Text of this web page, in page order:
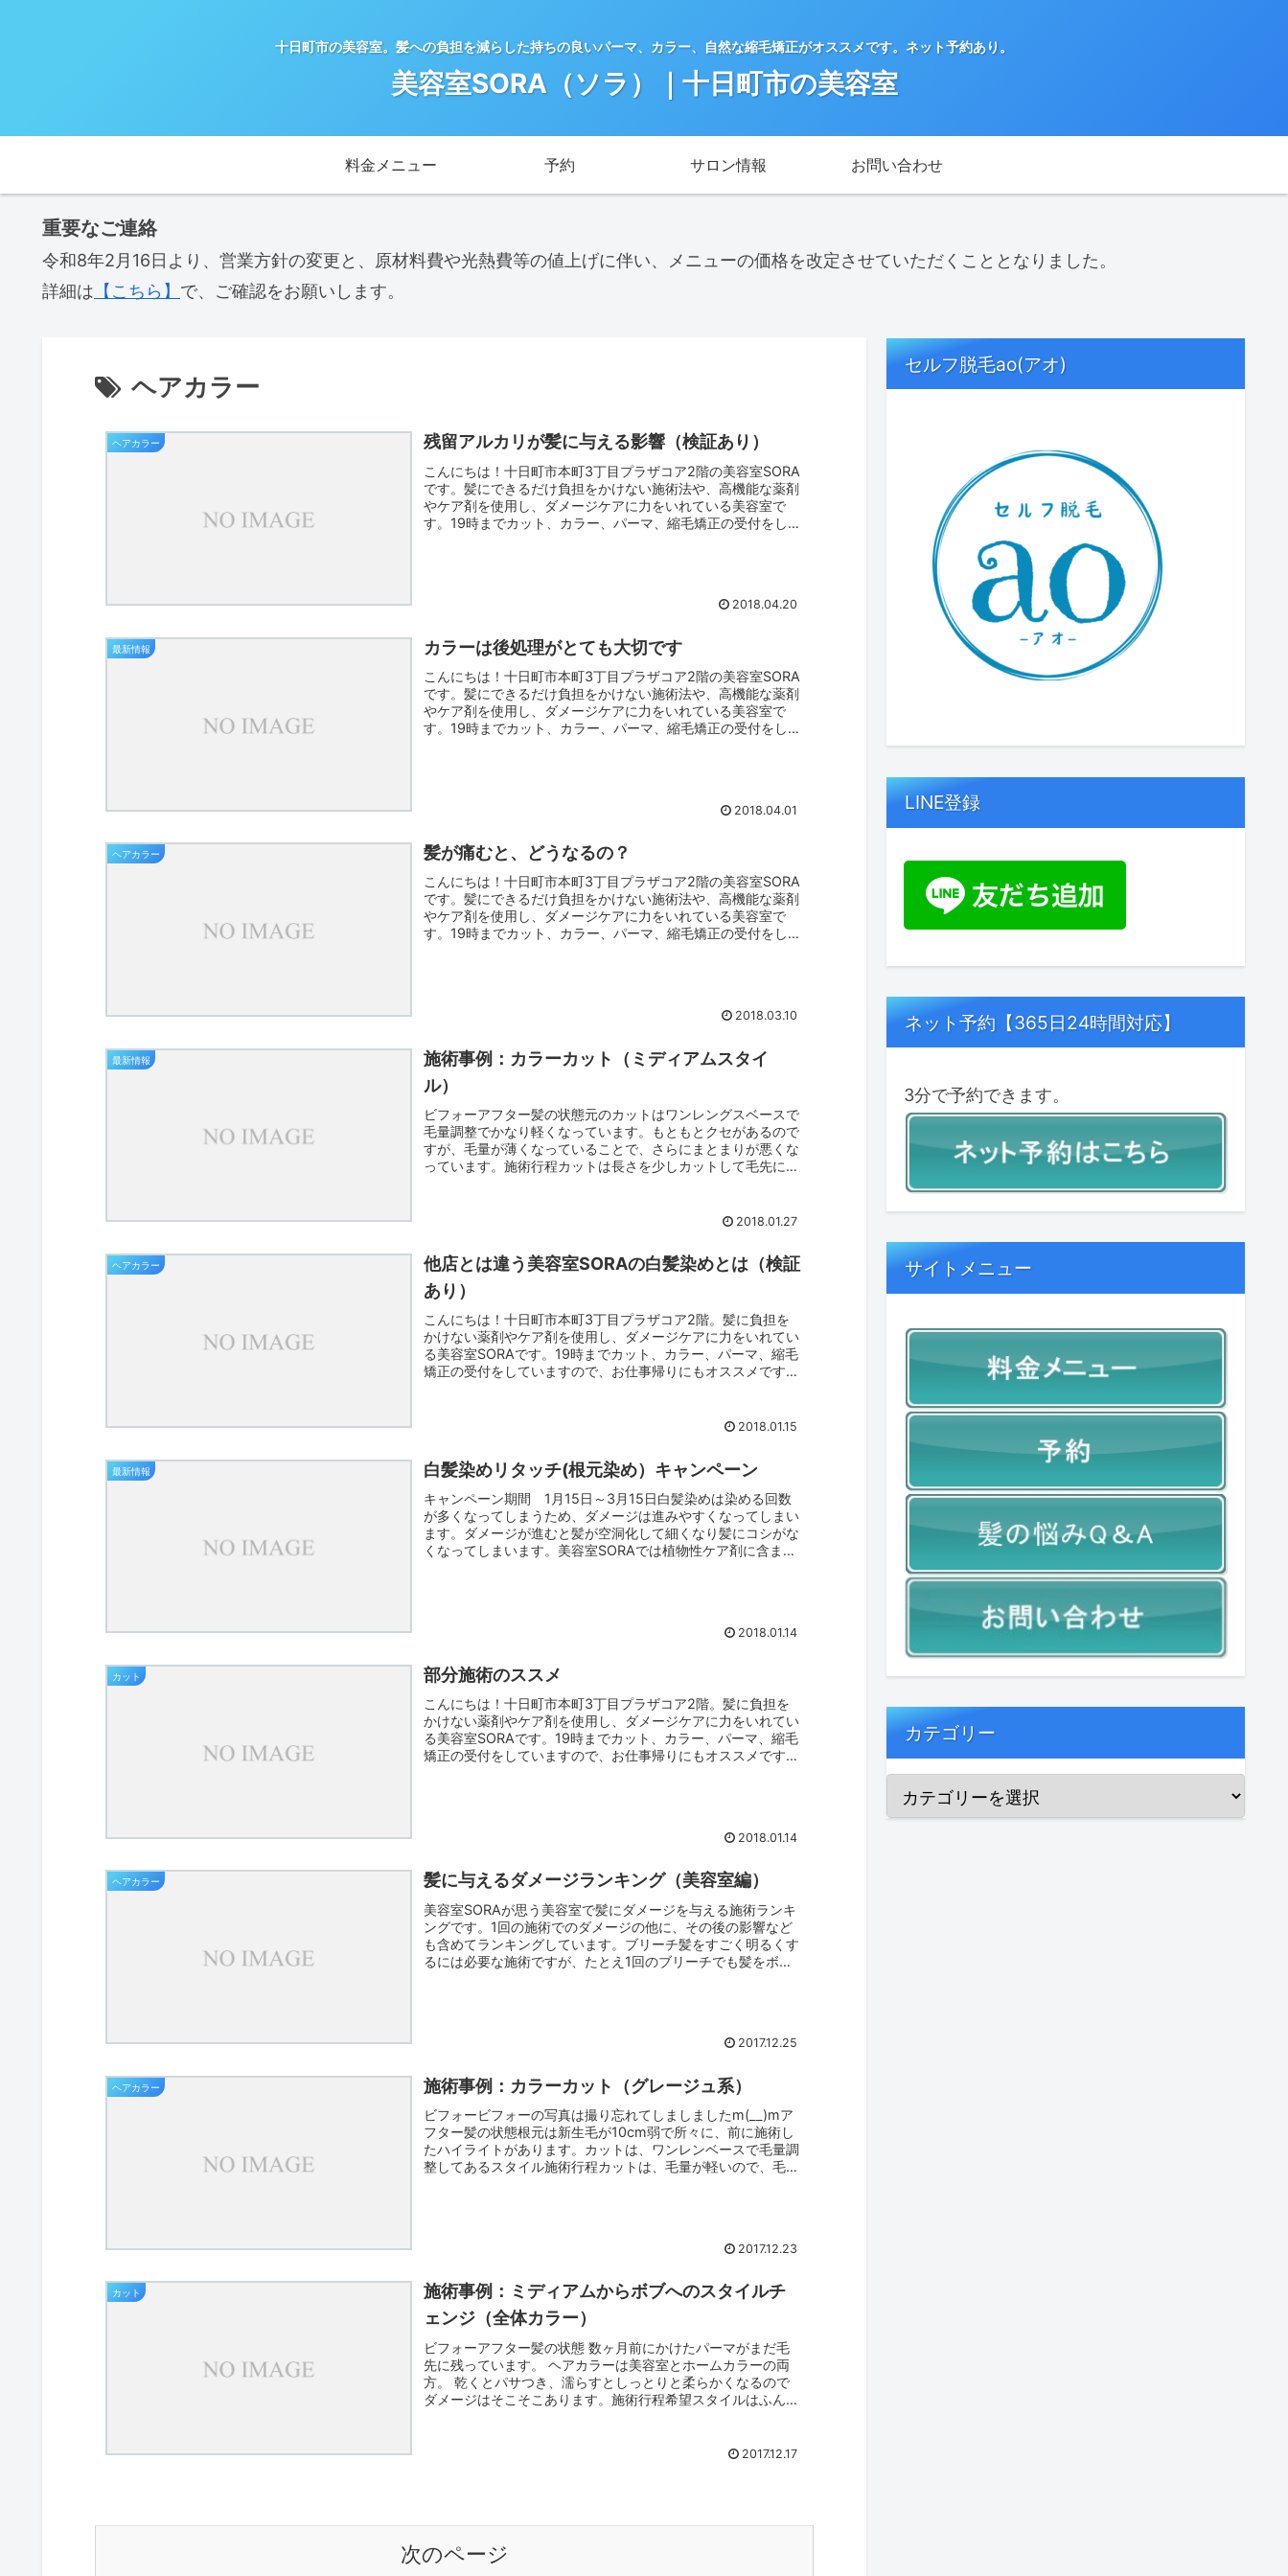
十日町市の美容室。髪への負担を減らした持ちの良いパーマ、カラー、自然な縮毛矯正がオススメです。ネット予約あり。
美容室SORA（ソラ）｜十日町市の美容室
料金メニュー 予約 サロン情報 お問い合わせ
重要なご連絡
令和8年2月16日より、営業方針の変更と、原材料費や光熱費等の値上げに伴い、メニューの価格を改定させていただくこととなりました。
詳細は 【こちら】 で、ご確認をお願いします。
ヘアカラー
ヘアカラー 残留アルカリが髪に与える影響（検証あり）
こんにちは！十日町市本町3丁目プラザコア2階の美容室SORA
です。髪にできるだけ負担をかけない施術法や、高機能な薬剤
やケア剤を使用し、ダメージケアに力をいれている美容室で
す。19時までカット、カラー、パーマ、縮毛矯正の受付をして
2018.04.20
最新情報 カラーは後処理がとても大切です
こんにちは！十日町市本町3丁目プラザコア2階の美容室SORA
です。髪にできるだけ負担をかけない施術法や、高機能な薬剤
やケア剤を使用し、ダメージケアに力をいれている美容室で
す。19時までカット、カラー、パーマ、縮毛矯正の受付をして
2018.04.01
ヘアカラー 髪が痛むと、どうなるの？
こんにちは！十日町市本町3丁目プラザコア2階の美容室SORA
です。髪にできるだけ負担をかけない施術法や、高機能な薬剤
やケア剤を使用し、ダメージケアに力をいれている美容室で
す。19時までカット、カラー、パーマ、縮毛矯正の受付をして
2018.03.10
最新情報
施術事例：カラーカット（ミディアムスタイ
ル）
ビフォーアフター髪の状態元のカットはワンレングスベースで
毛量調整でかなり軽くなっています。もともとクセがあるので
すが、毛量が薄くなっていることで、さらにまとまりが悪くな
っています。施術行程カットは長さを少しカットして毛先に厚
2018.01.27
ヘアカラー
他店とは違う美容室SORAの白髪染めとは（検証
あり）
こんにちは！十日町市本町3丁目プラザコア2階。髪に負担を
かけない薬剤やケア剤を使用し、ダメージケアに力をいれてい
る美容室SORAです。19時までカット、カラー、パーマ、縮毛
矯正の受付をしていますので、お仕事帰りにもオススメです。
2018.01.15
最新情報 白髪染めリタッチ(根元染め）キャンペーン
キャンペーン期間 1月15日～3月15日白髪染めは染める回数
が多くなってしまうため、ダメージは進みやすくなってしまい
ます。ダメージが進むと髪が空洞化して細くなり髪にコシがな
くなってしまいます。美容室SORAでは植物性ケア剤に含まれ
2018.01.14
カット 部分施術のススメ
こんにちは！十日町市本町3丁目プラザコア2階。髪に負担を
かけない薬剤やケア剤を使用し、ダメージケアに力をいれてい
る美容室SORAです。19時までカット、カラー、パーマ、縮毛
矯正の受付をしていますので、お仕事帰りにもオススメです。
2018.01.14
ヘアカラー 髪に与えるダメージランキング（美容室編）
美容室SORAが思う美容室で髪にダメージを与える施術ランキ
ングです。1回の施術でのダメージの他に、その後の影響など
も含めてランキングしています。ブリーチ髪をすごく明るくす
るには必要な施術ですが、たとえ1回のブリーチでも髪をボロ
2017.12.25
ヘアカラー 施術事例：カラーカット（グレージュ系）
ビフォービフォーの写真は撮り忘れてしましましたm(__)mア
フター髪の状態根元は新生毛が10cm弱で所々に、前に施術し
たハイライトがあります。カットは、ワンレンベースで毛量調
整してあるスタイル施術行程カットは、毛量が軽いので、毛先
2017.12.23
カット
施術事例：ミディアムからボブへのスタイルチ
ェンジ（全体カラー）
ビフォーアフター髪の状態 数ヶ月前にかけたパーマがまだ毛
先に残っています。 ヘアカラーは美容室とホームカラーの両
方。 乾くとパサつき、濡らすとしっとりと柔らかくなるので
ダメージはそこそこあります。施術行程希望スタイルはふんわ
2017.12.17
次のページ
セルフ脱毛ao(アオ)
LINE登録
ネット予約【365日24時間対応】
3分で予約できます。
サイトメニュー
カテゴリー